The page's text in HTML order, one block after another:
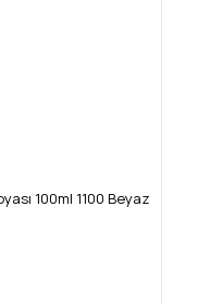
100ml 1100 Beyaz